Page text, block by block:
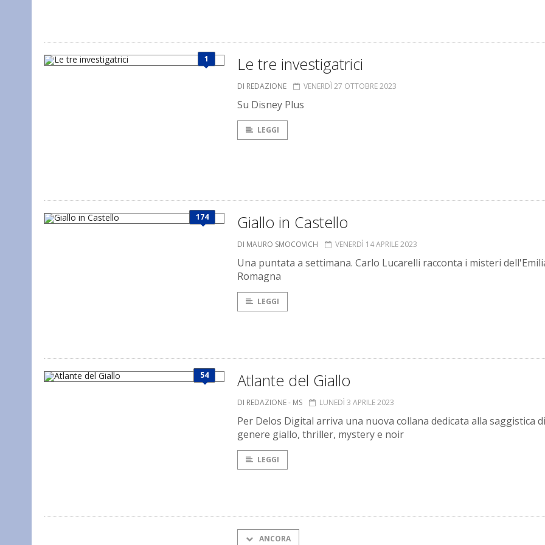
1 Le tre investigatrici
DI REDAZIONE VENERDÌ 27 OTTOBRE 2023
Su Disney Plus
LEGGI
174 Giallo in Castello
DI MAURO SMOCOVICH VENERDÌ 14 APRILE 2023
Una puntata a settimana. Carlo Lucarelli racconta i misteri
Romagna
LEGGI
54 Atlante del Giallo
DI REDAZIONE - MS LUNEDÌ 3 APRILE 2023
Per Delos Digital arriva una nuova collana dedicata alla saggistica di
genere giallo, thriller, mystery e noir
LEGGI
ANCORA